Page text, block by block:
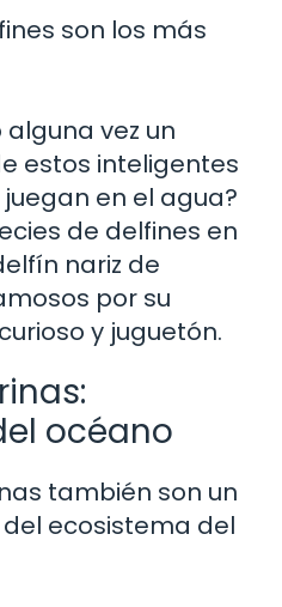
son los más
alguna vez un
estos inteligentes
en el agua?
de delfines en
nariz de
por su
y juguetón.
océano
también son un
ecosistema del